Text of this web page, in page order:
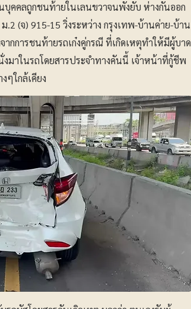
คคลถูกชนท้ายในเลนขวาจนพังยับ ห่างกันออก
(จ) 915-15 วิ่งระหว่าง กรุงเทพ-บ้านค่าย-บ้าน
การชนท้ายรถเก๋งคู่กรณี ที่เกิดเหตุทำให้มีผู้บาด
งมาในรถโดยสารประจำทางคันนี้ เจ้าหน้าที่กู้ชีพ
ๆใกล้เคียง